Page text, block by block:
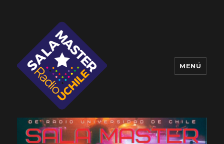
Sala Master
MENÚ